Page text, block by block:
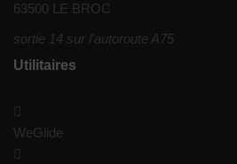
63500 LE BROC
sortie 14 sur l'autoroute A75
Utilitaires
WeGlide